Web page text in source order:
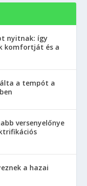
nyitnak: így
komfortját és a
a tempót a
versenyelőnye
a hazai